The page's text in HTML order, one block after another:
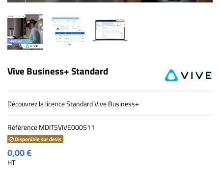
Vive Business+ Standard
Découvrez la licence Standard Vive Business+
RéférenceMDITSVIVE000511
Disponible sur devis
0,00 €
HT